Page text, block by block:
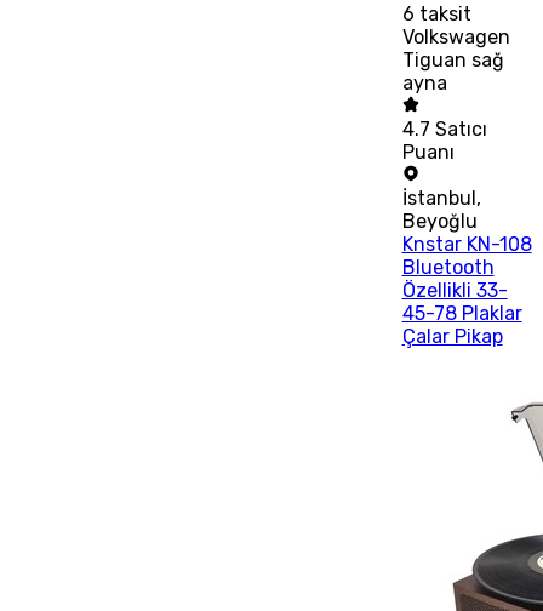
6 taksit
Volkswagen
Tiguan sağ
ayna
4.7 Satıcı
Puanı
İstanbul,
Beyoğlu
Knstar KN-108
Bluetooth
Özellikli 33-
45-78 Plaklar
Çalar Pikap